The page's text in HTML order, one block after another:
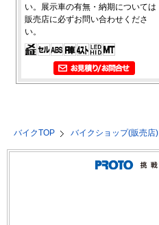
い。展示車の有無・納期については
販売店に必ずお問い合わせくださ
い。
バイクTOP バイクショップ(販売店)